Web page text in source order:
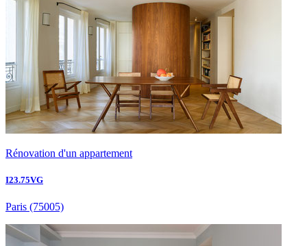
Rénovation d'un appartement
I23.75VG
Paris (75005)